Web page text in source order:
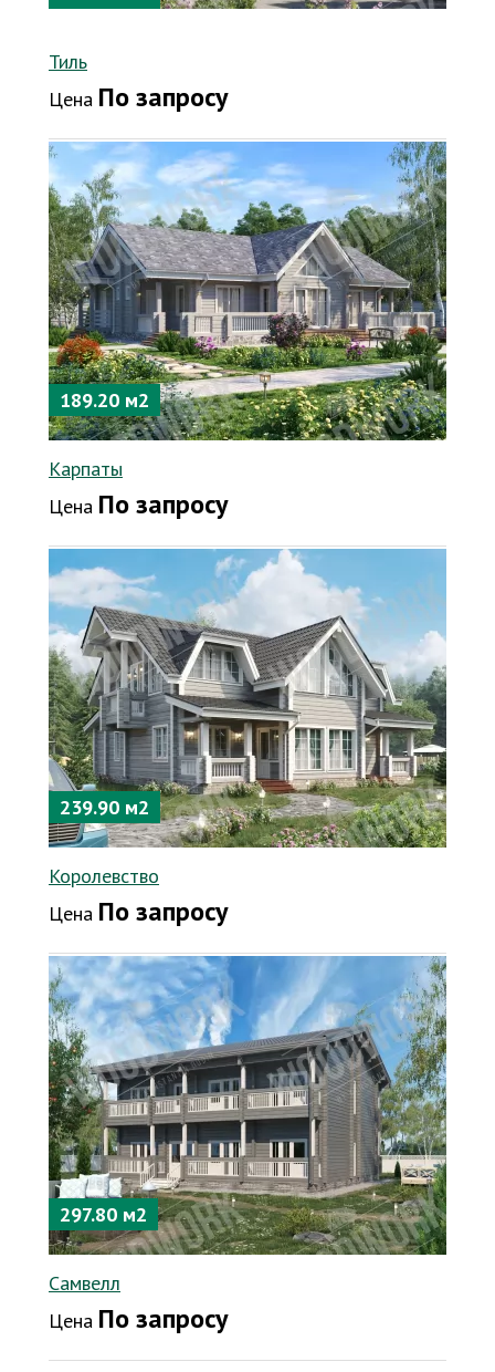
Тиль
Цена По запросу
189.20 м2
Карпаты
Цена По запросу
239.90 м2
Королевство
Цена По запросу
297.80 м2
Самвелл
Цена По запросу